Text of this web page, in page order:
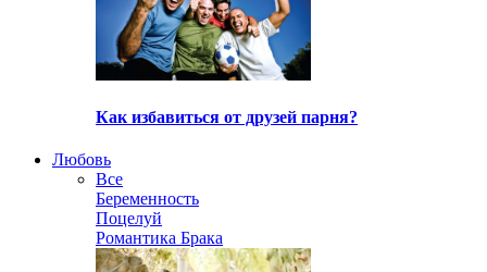
Как избавиться от друзей парня?
Любовь
Все
Беременность
Поцелуй
Романтика Брака